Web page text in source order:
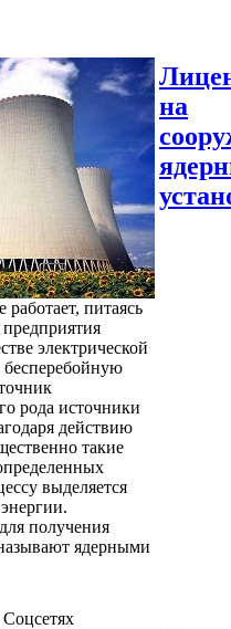
питаясь
электрической
бесперебойную
рода источники
действию
такие
выделяется
получения
ядерными
на